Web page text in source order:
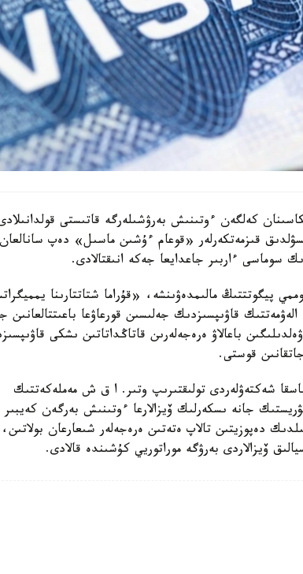
كەلگەن ءوتىنىش بەرۋشىلەرگە قاتىستى
قىزمەتكەرلەر «قوعام ءۇشىن ماسىل» دەپ
سوماسى ءاربىر جاعدايعا جەكە انىقتالادى.
پيگوتتتىڭ مالىمدەۋىنشە، «قۇراما شتاتتارىنا
قاۋىپسىزدىك جەلىسىن قورعاۋعا باعىتتالعانىن
باعالاۋ ەرەجەلەرىن قاتاڭداتاتىن ىشكى
قوستى.
شەكتەۋلەردى تولىقتىرىپ وتىر. ا ق ش مەملەكەتتىك
جانە ىسكەرلىك ۆيزالارعا ءوتىنىش بەرگەن كەيبىر
ۆيزالاردى بەرۋگە موراتوريي كۇشىندە قالادى.